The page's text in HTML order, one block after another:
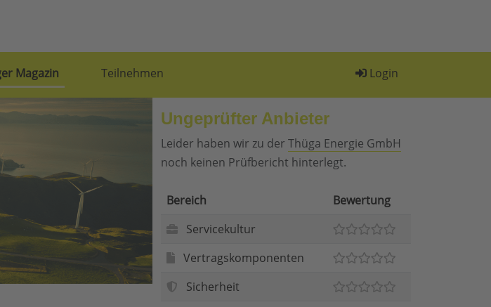
Magazin Teilnehmen Login
Ungeprüfter Anbieter
Leider haben wir zu der Thüga Energie GmbH
noch keinen Prüfbericht hinterlegt.
Bereich
Bewertung
Servicekultur
Vertragskomponenten
Sicherheit